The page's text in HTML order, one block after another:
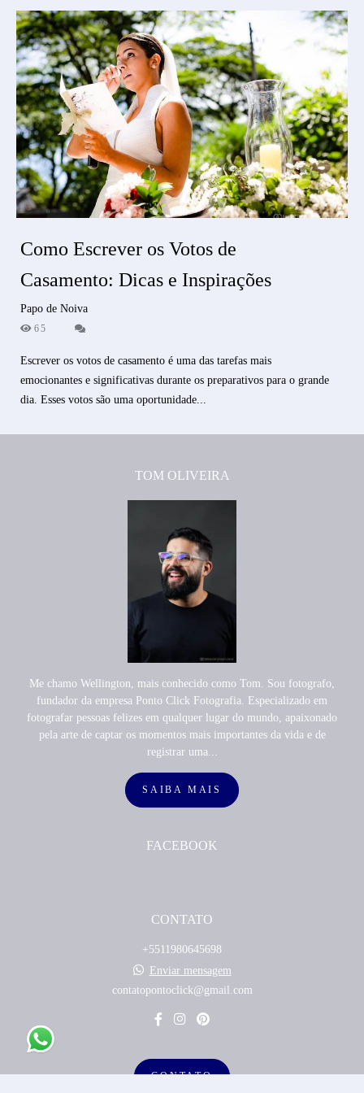
Como Escrever os Votos de
Casamento: Dicas e Inspirações
Papo de Noiva
65
Escrever os votos de casamento é uma das tarefas mais
emocionantes e significativas durante os preparativos para o grande
dia. Esses votos são uma oportunidade...
TOM OLIVEIRA
Me chamo Wellington, mais conhecido como Tom. Sou fotografo,
fundador da empresa Ponto Click Fotografia. Especializado em
fotografar pessoas felizes em qualquer lugar do mundo, apaixonado
pela arte de captar os momentos mais importantes da vida e de
registrar uma...
SAIBA MAIS
FACEBOOK
CONTATO
+5511980645698
Enviar mensagem
contatopontoclick@gmail.com
CONTATO